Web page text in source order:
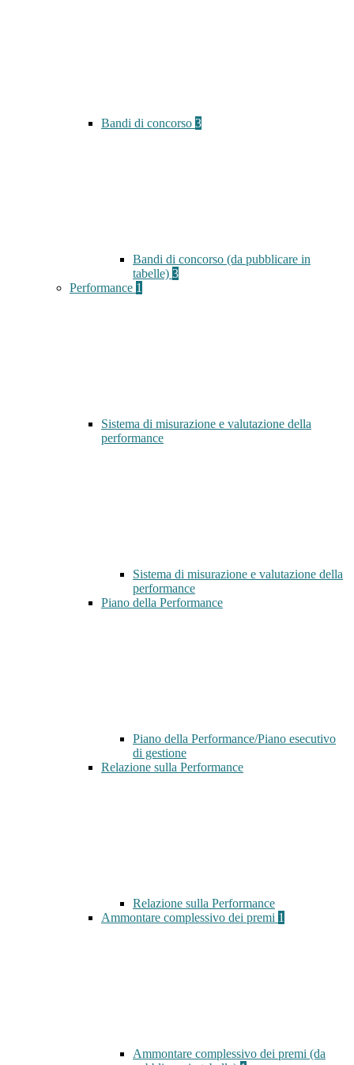
Bandi di concorso 3
Bandi di concorso (da pubblicare in
tabelle) 3
Performance 1
Sistema di misurazione e valutazione della
performance
Sistema di misurazione e valutazione della
performance
Piano della Performance
Piano della Performance/Piano esecutivo
di gestione
Relazione sulla Performance
Relazione sulla Performance
Ammontare complessivo dei premi 1
Ammontare complessivo dei premi (da